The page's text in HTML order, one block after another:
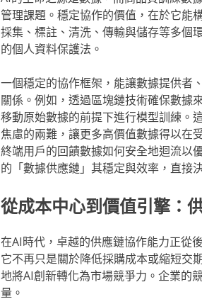
管理課題。穩定協作的價值，在於它能
採集、標註、清洗、傳輸與儲存等多個
的個人資料保護法。
一個穩定的協作框架，能讓數據提供者
關係。例如，透過區塊鏈技術確保數據
移動原始數據的前提下進行模型訓練。
焦慮的兩難，讓更多高價值數據得以在
終端用戶的回饋數據如何安全地迴流以
的「數據供應鏈」其穩定與效率，直接
從成本中心到價值引擎：
在AI時代，卓越的供應鏈協作能力正從
它不再只是關於降低採購成本或縮短交
地將AI創新轉化為市場競爭力。企業的
量。